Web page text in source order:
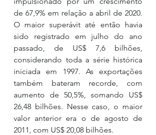
de 67,9% em relação a abril de 2020.
O maior superávit até então havia
sido registrado em julho do ano
passado, de US$ 7,6 bilhões,
considerando toda a série histórica
iniciada em 1997. As exportações
também bateram recorde, com
aumento de 50,5%, somando US$
26,48 bilhões. Nesse caso, o maior
valor anterior era o de agosto de
2011, com US$ 20,08 bilhões.